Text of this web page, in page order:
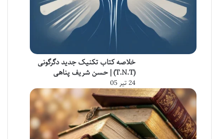
خلاصه کتاب تکنیک جدید دگرگونی
(T.N.T) | حسن شریف پناهی
24 تیر 05